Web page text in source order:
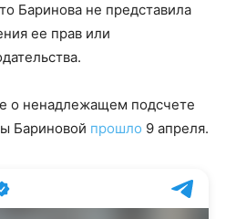
Баринова не представила
ее прав или
о ненадлежащем подсчете
Бариновой прошло 9 апреля.